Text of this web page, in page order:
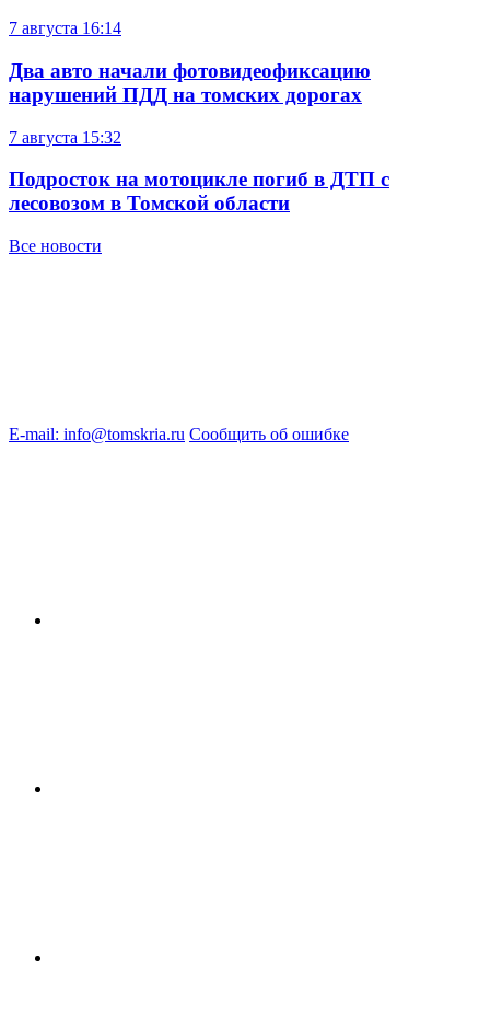
7 августа 16:14
Два авто начали фотовидеофиксацию
нарушений ПДД на томских дорогах
7 августа 15:32
Подросток на мотоцикле погиб в ДТП с
лесовозом в Томской области
Все новости
E-mail: info@tomskria.ru Сообщить об ошибке